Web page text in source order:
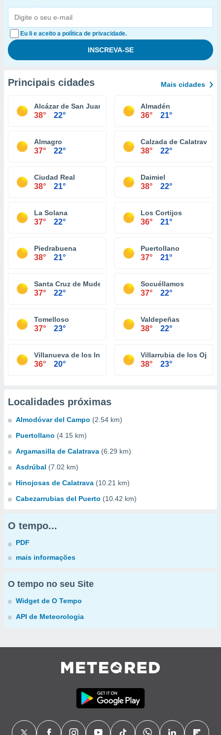
Eu li e aceito a política de privacidade.
Principais cidades Mais cidades
Alcázar de San Juan
38° 22°
Almadén
36° 21°
Almagro
37° 22°
Calzada de Calatrava
38° 22°
Ciudad Real
38° 21°
Daimiel
38° 22°
La Solana
37° 22°
Los Cortijos
36° 21°
Piedrabuena
38° 21°
Puertollano
37° 21°
Santa Cruz de Mudela
37° 22°
Socuéllamos
37° 22°
Tomelloso
37° 23°
Valdepeñas
38° 22°
Villanueva de los Infantes
36° 20°
Villarrubia de los Ojos
38° 23°
Localidades próximas
Almodóvar del Campo (2.54 km)
Puertollano (4.15 km)
Argamasilla de Calatrava (6.29 km)
Asdrúbal (7.02 km)
Hinojosas de Calatrava (10.21 km)
Cabezarrubias del Puerto (10.42 km)
O tempo...
PDF
mais informações
O tempo no seu Site
Widget de O Tempo
API de Meteorologia